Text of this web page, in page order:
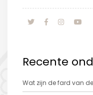
Recente
Wat zijn de fard van